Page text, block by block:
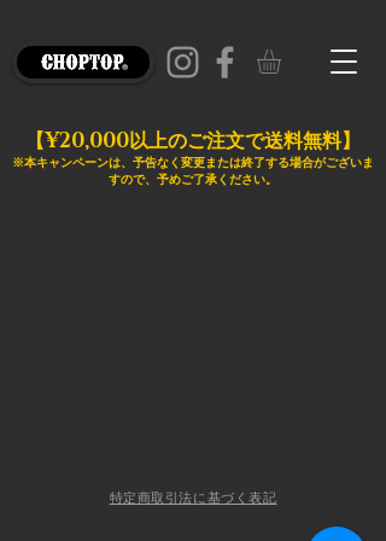
【¥20,000以上のご注文で送料無料】
※本キャンペーンは、予告なく変更または終了する場合がございま
すので、予めご了承ください。
特定商取引法に基づく表記